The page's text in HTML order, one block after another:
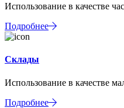
Использование в качестве
Подробнее
Склады
Использование в качестве
Подробнее